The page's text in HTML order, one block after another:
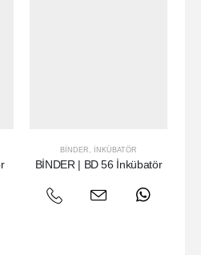
BINDER , İNKÜBATÖR
BİNDER | BD 56 İnkübatör